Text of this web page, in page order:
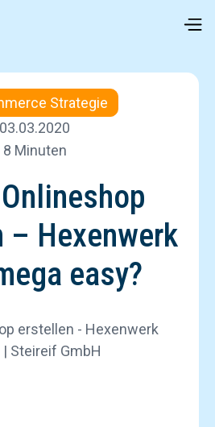
Strategie
03.03.2020
8 Minuten
– Hexenwerk
easy?